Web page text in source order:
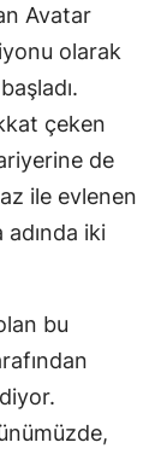
Nevşehir
Niğde
Rize
Sakarya
Sivas
Avatar
olarak
çeken
de
ile evlenen
iki
bu